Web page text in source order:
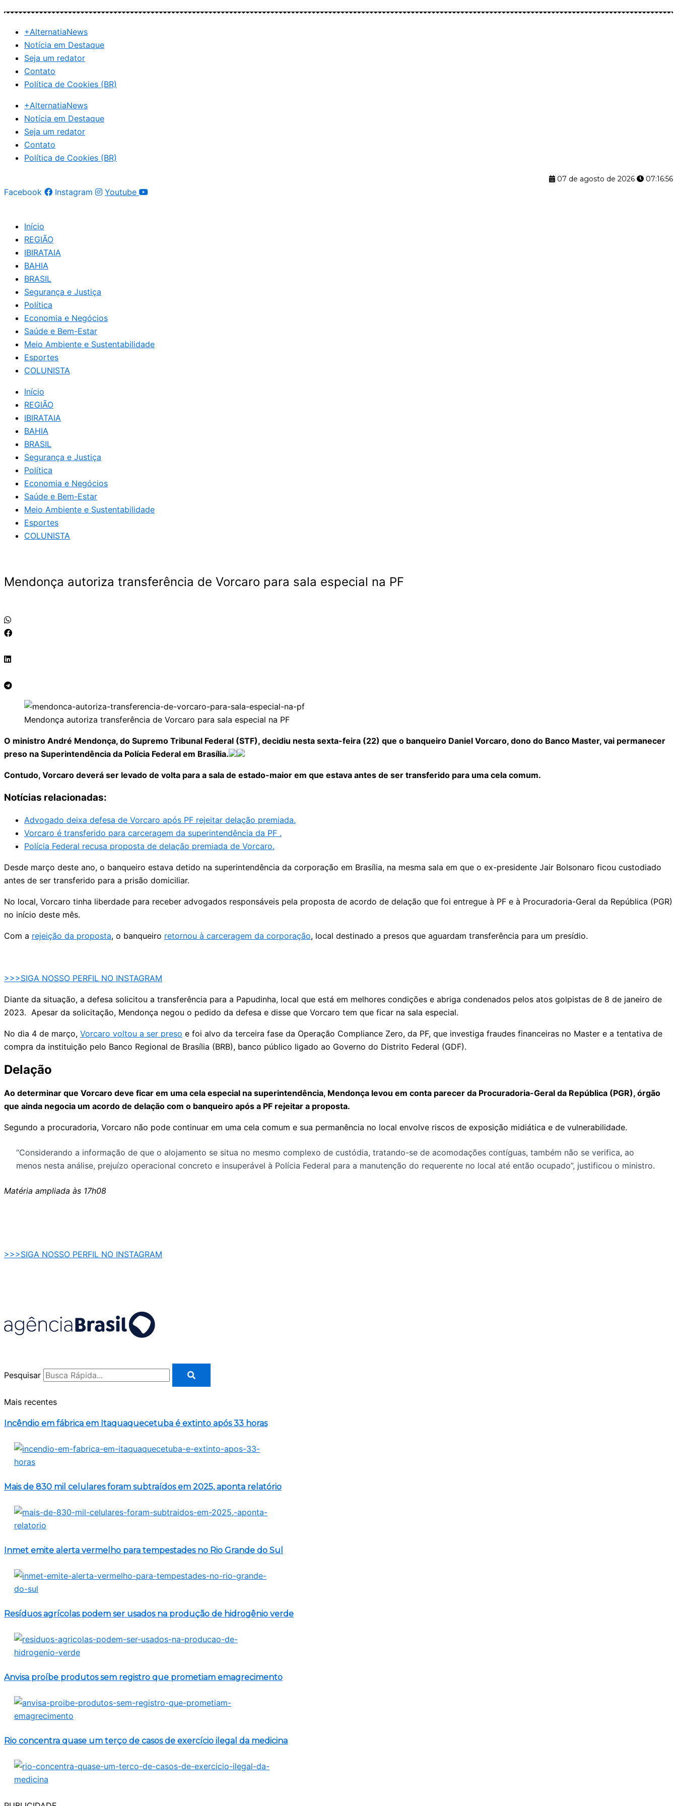
conteúdo
+AlternatiaNews
Notícia em Destaque
Seja um redator
Contato
Política de Cookies (BR)
+AlternatiaNews
Notícia em Destaque
Seja um redator
Contato
Política de Cookies (BR)
07 de agosto de 2026 07:16:57
Facebook Instagram Youtube
Início
REGIÃO
IBIRATAIA
BAHIA
BRASIL
Segurança e Justiça
Política
Economia e Negócios
Saúde e Bem-Estar
Meio Ambiente e Sustentabilidade
Esportes
COLUNISTA
Início
REGIÃO
IBIRATAIA
BAHIA
BRASIL
Segurança e Justiça
Política
Economia e Negócios
Saúde e Bem-Estar
Meio Ambiente e Sustentabilidade
Esportes
COLUNISTA
Mendonça autoriza transferência de Vorcaro para sala especial na PF
Mendonça autoriza transferência de Vorcaro para sala especial na PF
O ministro André Mendonça, do Supremo Tribunal Federal (STF), decidiu nesta sexta-feira (22) que o banqueiro Daniel Vorcaro, dono do Banco Master, vai permanecer
preso na Superintendência da Polícia Federal em Brasília.
Contudo, Vorcaro deverá ser levado de volta para a sala de estado-maior em que estava antes de ser transferido para uma cela comum.
Notícias relacionadas:
Advogado deixa defesa de Vorcaro após PF rejeitar delação premiada.
Vorcaro é transferido para carceragem da superintendência da PF .
Polícia Federal recusa proposta de delação premiada de Vorcaro.
Desde março deste ano, o banqueiro estava detido na superintendência da corporação em Brasília, na mesma sala em que o ex-presidente Jair Bolsonaro ficou custodiado
antes de ser transferido para a prisão domiciliar.
No local, Vorcaro tinha liberdade para receber advogados responsáveis pela proposta de acordo de delação que foi entregue à PF e à Procuradoria-Geral da República (PGR)
no início deste mês.
Com a rejeição da proposta, o banqueiro retornou à carceragem da corporação, local destinado a presos que aguardam transferência para um presídio.
>>>SIGA NOSSO PERFIL NO INSTAGRAM
Diante da situação, a defesa solicitou a transferência para a Papudinha, local que está em melhores condições e abriga condenados pelos atos golpistas de 8 de janeiro de
2023. Apesar da solicitação, Mendonça negou o pedido da defesa e disse que Vorcaro tem que ficar na sala especial.
No dia 4 de março, Vorcaro voltou a ser preso e foi alvo da terceira fase da Operação Compliance Zero, da PF, que investiga fraudes financeiras no Master e a tentativa de
compra da instituição pelo Banco Regional de Brasília (BRB), banco público ligado ao Governo do Distrito Federal (GDF).
Delação
Ao determinar que Vorcaro deve ficar em uma cela especial na superintendência, Mendonça levou em conta parecer da Procuradoria-Geral da República (PGR), órgão
que ainda negocia um acordo de delação com o banqueiro após a PF rejeitar a proposta.
Segundo a procuradoria, Vorcaro não pode continuar em uma cela comum e sua permanência no local envolve riscos de exposição midiática e de vulnerabilidade.
“Considerando a informação de que o alojamento se situa no mesmo complexo de custódia, tratando-se de acomodações contíguas, também não se verifica, ao
menos nesta análise, prejuízo operacional concreto e insuperável à Polícia Federal para a manutenção do requerente no local até então ocupado”, justificou o ministro.
Matéria ampliada às 17h08
>>>SIGA NOSSO PERFIL NO INSTAGRAM
Pesquisar
Mais recentes
Incêndio em fábrica em Itaquaquecetuba é extinto após 33 horas
Mais de 830 mil celulares foram subtraídos em 2025, aponta relatório
Inmet emite alerta vermelho para tempestades no Rio Grande do Sul
Resíduos agrícolas podem ser usados na produção de hidrogênio verde
Anvisa proíbe produtos sem registro que prometiam emagrecimento
Rio concentra quase um terço de casos de exercício ilegal da medicina